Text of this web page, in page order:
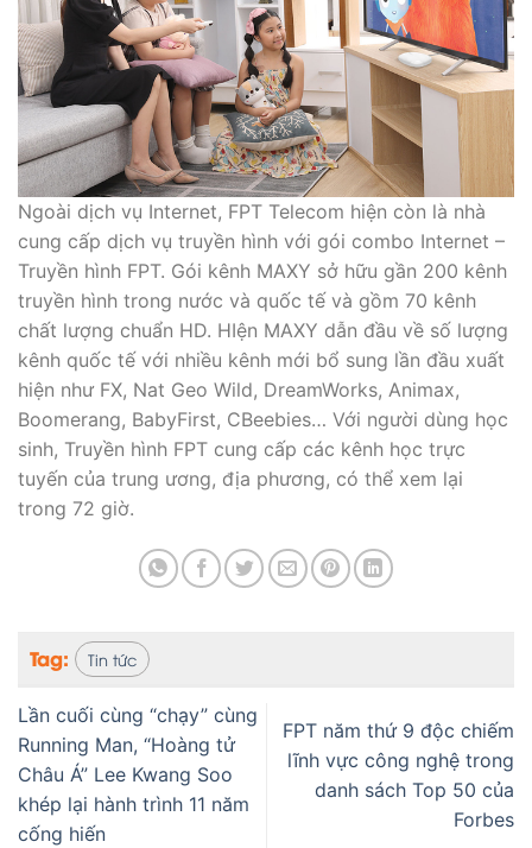
Ngoài dịch vụ Internet, FPT Telecom hiện còn là nhà
cung cấp dịch vụ truyền hình với gói combo Internet –
Truyền hình FPT. Gói kênh MAXY sở hữu gần 200 kênh
truyền hình trong nước và quốc tế và gồm 70 kênh
chất lượng chuẩn HD. HIện MAXY dẫn đầu về số lượng
kênh quốc tế với nhiều kênh mới bổ sung lần đầu xuất
hiện như FX, Nat Geo Wild, DreamWorks, Animax,
Boomerang, BabyFirst, CBeebies… Với người dùng học
sinh, Truyền hình FPT cung cấp các kênh học trực
tuyến của trung ương, địa phương, có thể xem lại
trong 72 giờ.
Tag: Tin tức
Lần cuối cùng “chạy” cùng
Running Man, “Hoàng tử
Châu Á” Lee Kwang Soo
khép lại hành trình 11 năm
cống hiến
FPT năm thứ 9 độc chiếm
lĩnh vực công nghệ trong
danh sách Top 50 của
Forbes